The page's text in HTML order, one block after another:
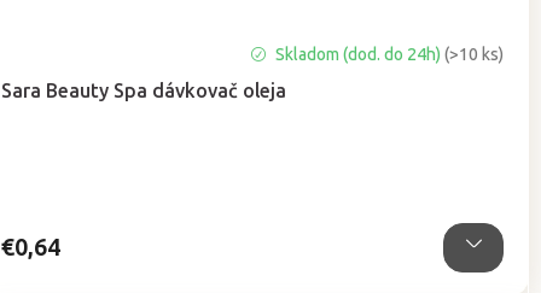
Sara Beauty Spa dávkovač oleja
produktu
Skladom (dod. do 24h)(>10 ks)
€0,64